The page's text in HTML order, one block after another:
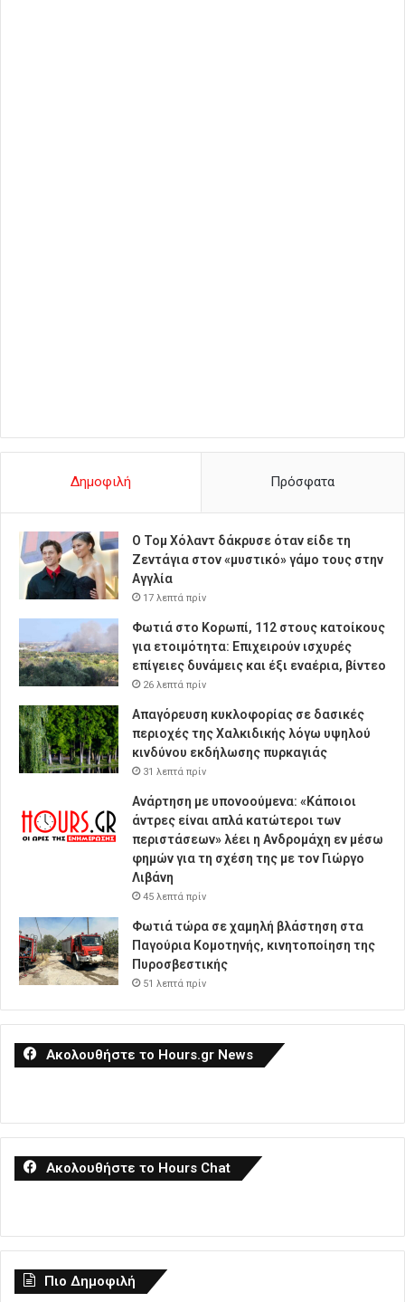
Δημοφιλή Πρόσφατα
Ο Τομ Χόλαντ δάκρυσε όταν είδε τη
Ζεντάγια στον «μυστικό» γάμο τους στην
Αγγλία
17 λεπτά πρίν
Φωτιά στο Κορωπί, 112 στους κατοίκους
για ετοιμότητα: Επιχειρούν ισχυρές
επίγειες δυνάμεις και έξι εναέρια, βίντεο
26 λεπτά πρίν
Απαγόρευση κυκλοφορίας σε δασικές
περιοχές της Χαλκιδικής λόγω υψηλού
κινδύνου εκδήλωσης πυρκαγιάς
31 λεπτά πρίν
Ανάρτηση με υπονοούμενα: «Κάποιοι
άντρες είναι απλά κατώτεροι των
περιστάσεων» λέει η Ανδρομάχη εν μέσω
φημών για τη σχέση της με τον Γιώργο
Λιβάνη
45 λεπτά πρίν
Φωτιά τώρα σε χαμηλή βλάστηση στα
Παγούρια Κομοτηνής, κινητοποίηση της
Πυροσβεστικής
51 λεπτά πρίν
Ακολουθήστε το Hours.gr News
Ακολουθήστε το Hours Chat
Πιο Δημοφιλή